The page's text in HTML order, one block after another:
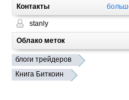
Контакты
stanly
Облако меток
блоги трейдеров
Книга Биткоин